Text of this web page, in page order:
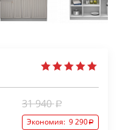
31 940
Экономия: 9 290